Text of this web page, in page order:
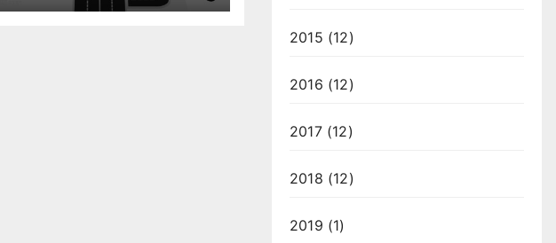
2015 (12)
2016 (12)
2017(12)
2018 (12)
2019 (1)